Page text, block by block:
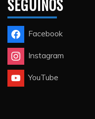
SEGUINOS
Facebook
Instagram
YouTube